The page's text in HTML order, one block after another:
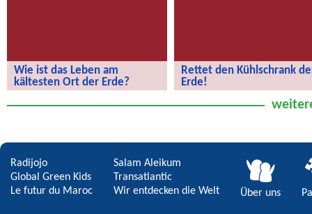
Wie ist das Leben am
kältesten Ort der Erde?
der Erde?
Rettet den Kühlschrank
Erde!
Radijojo
Global Green Kids
Le futur du Maroc
Salam Aleikum
Transatlantic
Wir entdecken die Welt
Über uns